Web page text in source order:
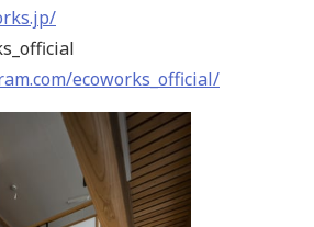
ecoworks_official/